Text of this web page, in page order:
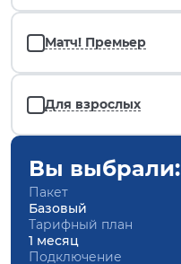
Матч! Премьер
Для взрослых
Вы выбрали:
Пакет
Базовый
Тарифный план
1 месяц
Подключение